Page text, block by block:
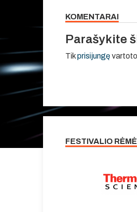
KOMENTARAI
Parašykite
Tikprisijungę
FESTIVALIO